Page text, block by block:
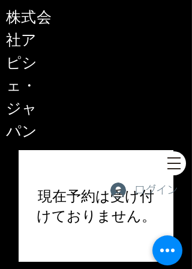
ログイン
​株式会
社ア
ピシ
ェ・
ジャ
パン
現在予約は受け付
けておりません。